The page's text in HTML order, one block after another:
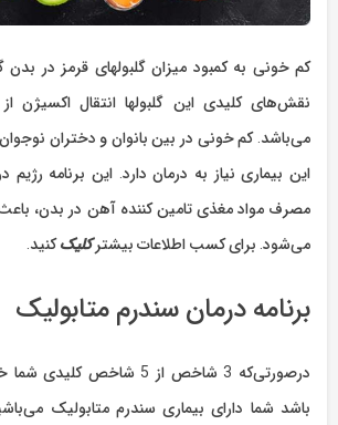
کم خونی به کمبود میزان گلبولهای قرمز در
نقش‌های کلیدی این گلبولها انتقال اکسیژن
می‌باشد. کم خونی در بین بانوان و دختران
این بیماری نیاز به درمان دارد. این برنامه
مصرف مواد مغذی تامین کننده آهن در بدن،
می‌شود. برای کسب اطلاعات بیشترکلیک کنید.
برنامه درمان سندرم متابولیک
درصورتی‌که 3 شاخص از 5 شاخص
باشد شما دارای بیماری سندرم متابولیک